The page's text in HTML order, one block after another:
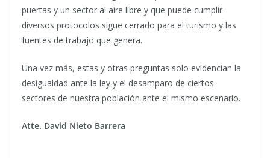
puertas y un sector al aire libre y que puede cumplir
diversos protocolos sigue cerrado para el turismo y las
fuentes de trabajo que genera.
Una vez más, estas y otras preguntas solo evidencian la
desigualdad ante la ley y el desamparo de ciertos
sectores de nuestra población ante el mismo escenario.
Atte. David Nieto Barrera